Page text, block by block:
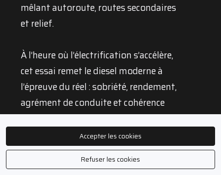
mêlant autoroute, routes secondaires
et relief.
À l’heure où l’électrification s’accélère,
cet essai remet le diesel moderne à
l’épreuve du réel : sobriété, rendement,
agrément de conduite et cohérence
avec les usages du transport régional
et de la distribution.
Au programme :
Accepter les cookies
Refuser les cookies